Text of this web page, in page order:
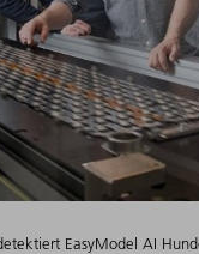
EasyModel AI